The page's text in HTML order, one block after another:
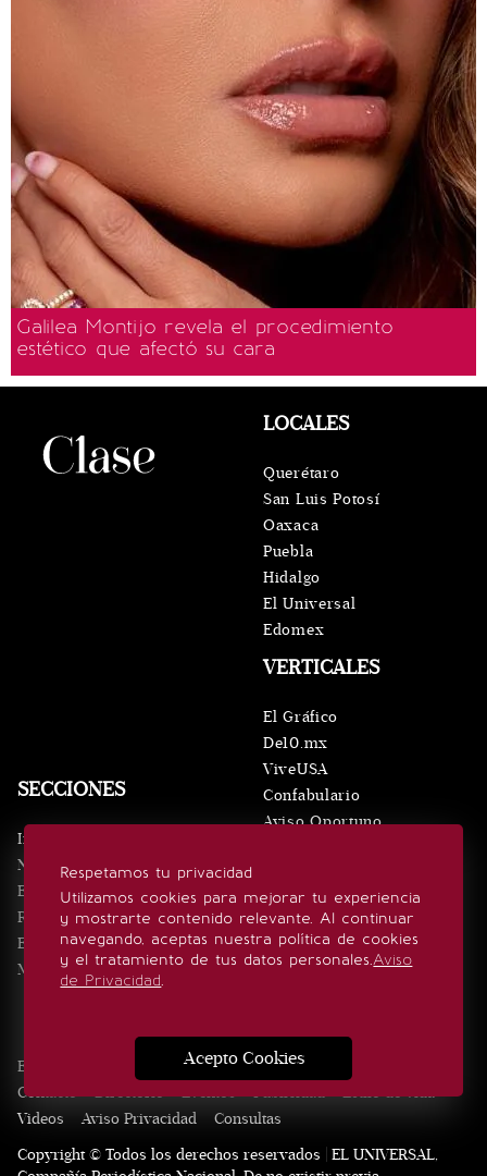
Galilea Montijo revela el procedimiento
estético que afectó su cara
Respetamos tu privacidad
Utilizamos cookies para mejorar tu experiencia
y mostrarte contenido relevante. Al continuar
navegando, aceptas nuestra política de cookies
y el tratamiento de tus datos personales.Aviso
de Privacidad.
Acepto Cookies
SECCIONES
Inicio
Noticias
Eventos
Realeza
Estilo de vida
Minuto x Minuto
VERTICALES
El Gráfico
De10.mx
ViveUSA
Confabulario
Aviso Oportuno
LOCALES
Querétaro
San Luis Potosí
Oaxaca
Puebla
Hidalgo
El Universal
Edomex
SÍGUENOS
Edición Impresa Noticias Quiénes somos
Contacto
Directorio Eventos Publicidad
Estilo de vida
Videos
Aviso Privacidad
Consultas
Copyright © Todos los derechos reservados | EL UNIVERSAL,